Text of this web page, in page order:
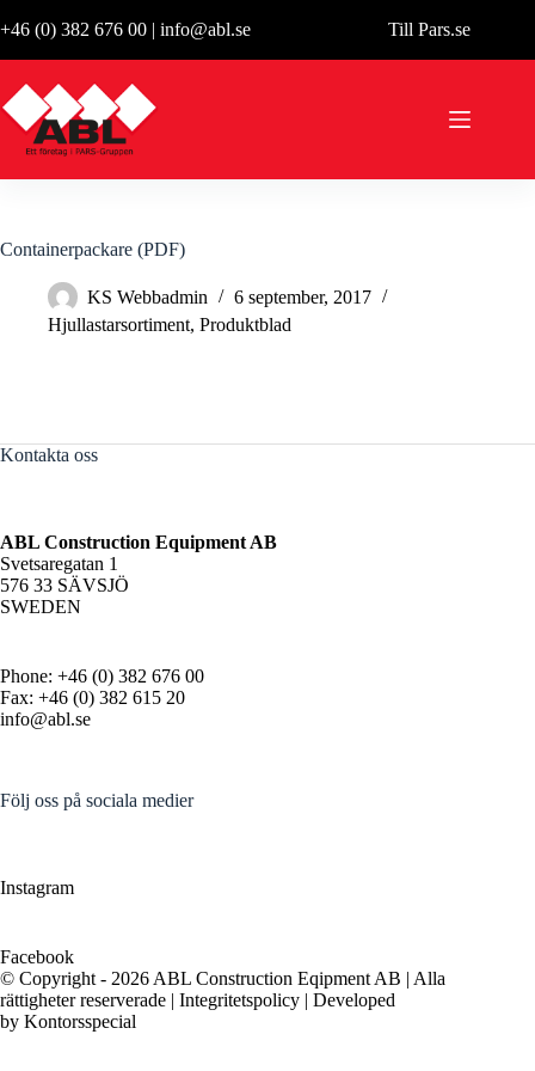
till
+46 (0) 382 676 00 | info@abl.se Till Pars.se
Containerpackare (PDF)
KS Webbadmin
6 september, 2017
Hjullastarsortiment, Produktblad
Kontakta oss
ABL Construction Equipment AB
Svetsaregatan 1
576 33 SÄVSJÖ
SWEDEN
Phone: +46 (0) 382 676 00
Fax: +46 (0) 382 615 20
info@abl.se
Följ oss på sociala medier
Instagram
Facebook
© Copyright - 2026 ABL Construction Eqipment AB | Alla
rättigheter reserverade | Integritetspolicy | Developed
by Kontorsspecial